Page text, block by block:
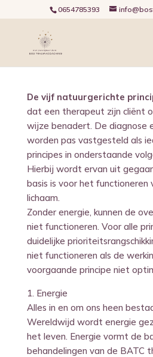
0654785393
De vijf natuurgerichte
dat een therapeut zijn cliënt
wijze benadert. De diagnose
worden pas vastgesteld als
principes in onderstaande
Hierbij wordt ervan uit
basis is voor het functioneren
lichaam.
Zonder energie, kunnen de
niet functioneren. Voor alle
duidelijke
niet functioneren als de
voorgaande principe niet
1. Energie
Alles in en om ons heen
Wereldwijd wordt energie
het leven. Energie vormt de
behandelingen van de BATC